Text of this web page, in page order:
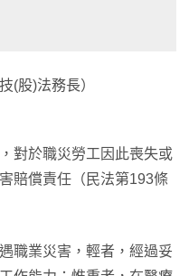
(股)法務長）
對於職災勞工因此喪失或
賠償責任（民法第193條
職業災害，輕者，經過妥